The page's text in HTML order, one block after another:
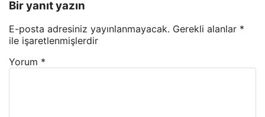
Bir yanıt yazın
E-posta adresiniz yayınlanmayacak. Gerekli alanlar *
ile işaretlenmişlerdir
Yorum *